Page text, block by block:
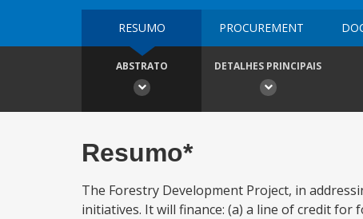
RESUMO PROCUREMENT
ABSTRATO DETALHES PRINCIPAIS
Resumo*
The Forestry Development Project, in
initiatives. It will finance: (a) a line of credit